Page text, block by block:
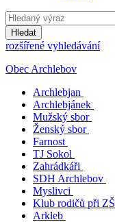
Hledat
rozšířené vyhledávání
Obec Archlebov
Archlebjan
Archlebjánek
Mužský sbor
Ženský sbor
Farnost
TJ Sokol
Zahrádkáři
SDH Archlebov
Myslivci
Klub rodičů při ZŠ
Arkleb